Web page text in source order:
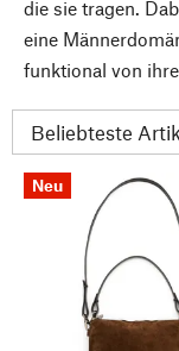
die sie tragen.
eine
funktional von
Neu